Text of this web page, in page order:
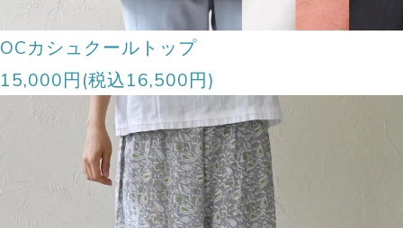
OCカシュクールトップ
15,000円(税込16,500円)